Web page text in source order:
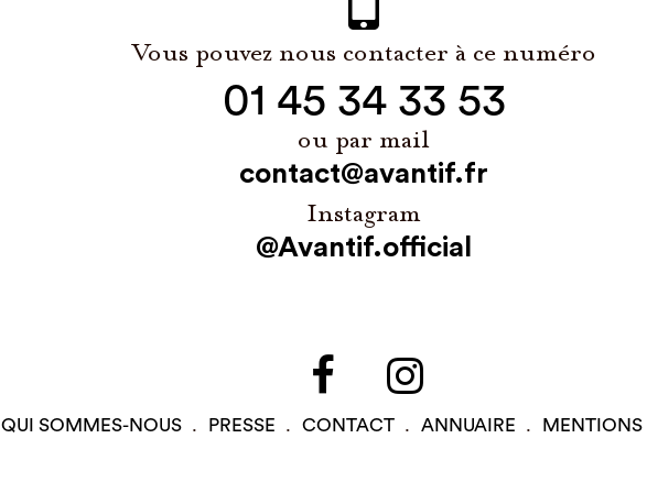
Vous pouvez nous contacter à ce numéro
01 45 34 33 53
ou par mail
contact@avantif.fr
Instagram
@Avantif.official
QUI SOMMES-NOUS PRESSE CONTACT ANNUAIRE MENTIONS